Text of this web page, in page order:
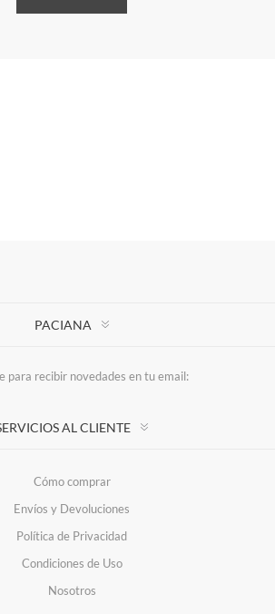
PACIANA
para recibir novedades en tu email:
AL CLIENTE
Cómo comprar
Envíos y Devoluciones
Política de Privacidad
Condiciones de Uso
Nosotros